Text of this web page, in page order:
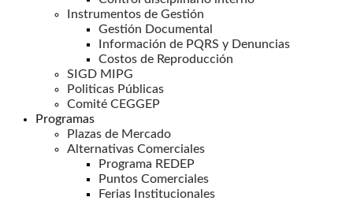
Instrumentos de Gestión
Gestión Documental
Información de PQRS y Denuncias
Costos de Reproducción
SIGD MIPG
Politicas Públicas
Comité CEGGEP
Programas
Plazas de Mercado
Alternativas Comerciales
Programa REDEP
Puntos Comerciales
Ferias Institucionales